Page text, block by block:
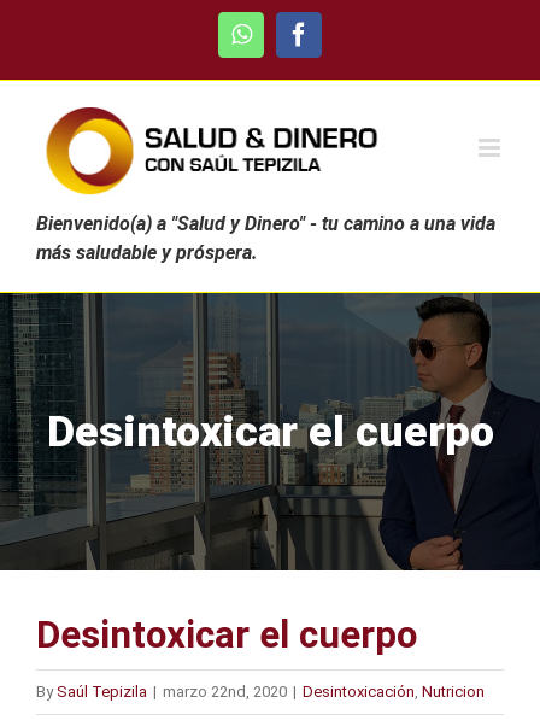
WhatsAppFacebook
Bienvenido(a) a "Salud y Dinero" - tu camino a una vida
más saludable y próspera.
Desintoxicar el cuerpo
Desintoxicar el cuerpo
BySaúl Tepizila | marzo 22nd, 2020 | Desintoxicación, Nutricion